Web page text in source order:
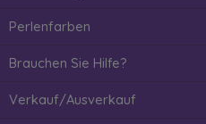
Perlenfarben
Brauchen Sie Hilfe?
Verkauf/Ausverkauf